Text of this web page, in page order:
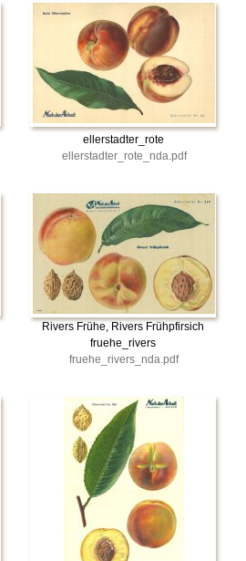
ellerstadter_rote
ellerstadter_rote_nda.pdf
Rivers Frühe, Rivers Frühpfirsich
fruehe_rivers
fruehe_rivers_nda.pdf